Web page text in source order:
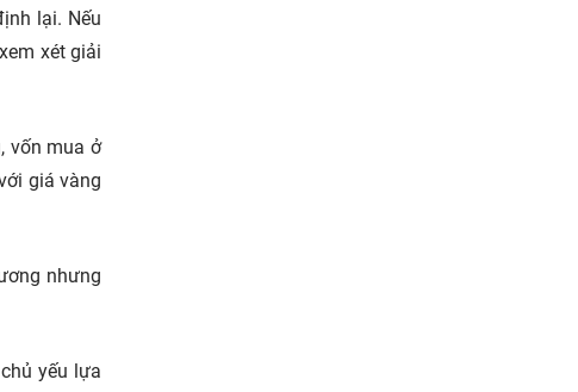
lại. Nếu
xét giải
vốn mua ở
giá vàng
nhưng
yếu lựa